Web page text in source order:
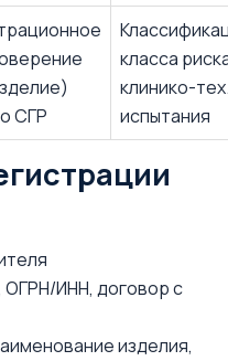
СГР
класса
клинико-
испытания
ИНН, договор с
изделия,